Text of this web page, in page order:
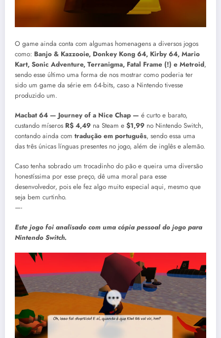
O game ainda conta com algumas homenagens a diversos jogos
como: Banjo & Kazzooie, Donkey Kong 64, Kirby 64, Mario
Kart, Sonic Adventure, Terranigma, Fatal Frame (!) e Metroid,
sendo esse último uma forma de nos mostrar como poderia ter
sido um game da série em 64-bits, caso a Nintendo tivesse
produzido um.
Macbat 64 — Journey of a Nice Chap — é curto e barato,
custando míseros R$ 4,49 na Steam e $1,99 no Nintendo Switch,
contando ainda com tradução em português, sendo essa uma
das três únicas línguas presentes no jogo, além de inglês e alemão.
Caso tenha sobrado um trocadinho do pão e queira uma diversão
honestíssima por esse preço, dê uma moral para esse
desenvolvedor, pois ele fez algo muito especial aqui, mesmo que
seja bem curtinho.
—-
Este jogo foi analisado com uma cópia pessoal do jogo para
Nintendo Switch.